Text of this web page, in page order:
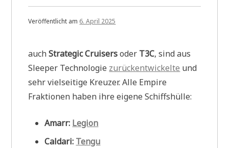
Veröffentlicht am 6. April 2025
auchStrategic Cruisersoder T3C, sind aus
Sleeper Technologie zurückentwickelte und
sehr vielseitige Kreuzer. Alle Empire
Fraktionen haben ihre eigene Schiffshülle:
Amarr: Legion
Caldari: Tengu